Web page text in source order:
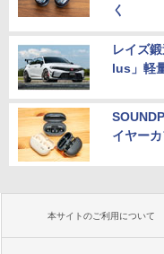
く
レイズ
lus」軽
イヤー
本サイトのご利用について